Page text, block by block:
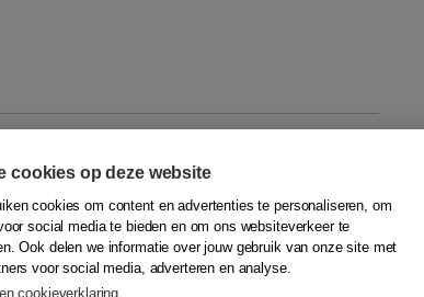
Swaab
cookies op deze website
cookies om content en advertenties te personaliseren, om
social media te bieden en om ons websiteverkeer te
Ook delen we informatie over jouw gebruik van onze site met
voor social media, adverteren en analyse.
cookieverklaring